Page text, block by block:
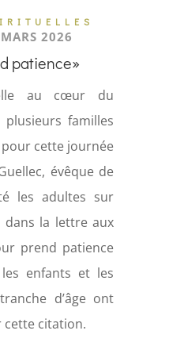
2026
patience»
au cœur du
plusieurs familles
cette journée
évêque de
les adultes sur
dans la lettre aux
prend patience
enfants et les
d’âge ont
cette citation.